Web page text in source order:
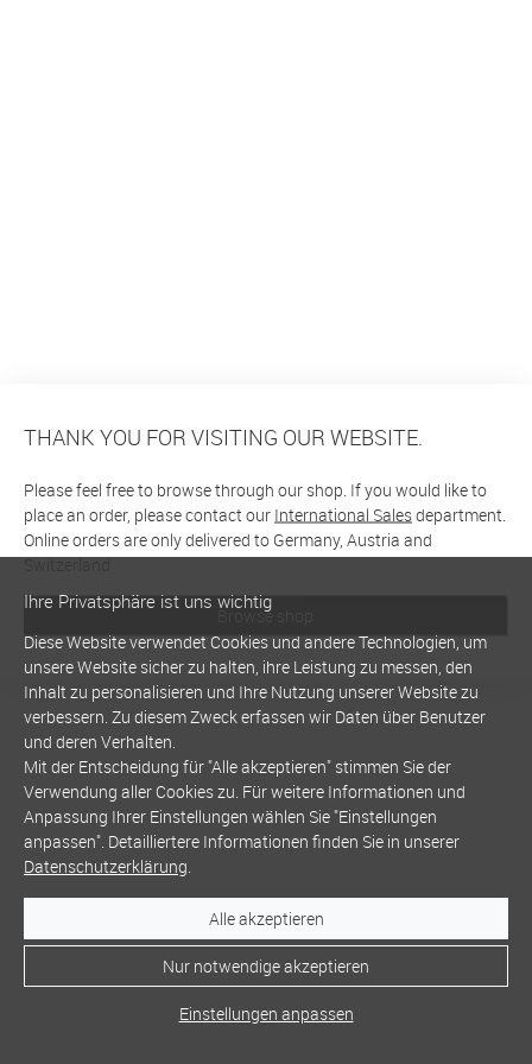
THANK YOU FOR VISITING OUR WEBSITE.
Please feel free to browse through our shop. If you would like to
place an order, please contact our International Salesdepartment.
Online orders are only delivered to Germany, Austria and
Switzerland
Browse shop
Ihre Privatsphäre ist uns wichtig
Diese Website verwendet Cookies und andere Technologien, um
unsere Website sicher zu halten, ihre Leistung zu messen, den
Inhalt zu personalisieren und Ihre Nutzung unserer Website zu
verbessern. Zu diesem Zweck erfassen wir Daten über Benutzer
und deren Verhalten.
Mit der Entscheidung für "Alle akzeptieren" stimmen Sie der
Verwendung aller Cookies zu. Für weitere Informationen und
Anpassung Ihrer Einstellungen wählen Sie "Einstellungen
anpassen". Detailliertere Informationen finden Sie in unserer
Datenschutzerklärung.
Alle akzeptieren
Nur notwendige akzeptieren
Einstellungen anpassen